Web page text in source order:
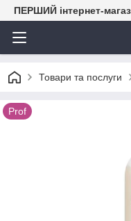
ПЕРШИЙ інтернет-
Товари та послуги
Prof